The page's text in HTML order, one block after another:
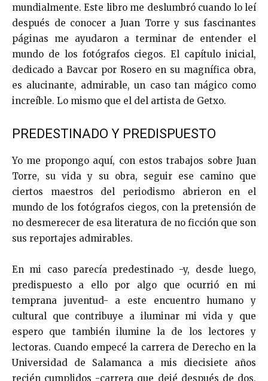
mundialmente. Este libro me deslumbró cuando lo leí
después de conocer a Juan Torre y sus fascinantes
páginas me ayudaron a terminar de entender el
mundo de los fotógrafos ciegos. El capítulo inicial,
dedicado a Bavcar por Rosero en su magnífica obra,
es alucinante, admirable, un caso tan mágico como
increíble. Lo mismo que el del artista de Getxo.
PREDESTINADO Y PREDISPUESTO
Yo me propongo aquí, con estos trabajos sobre Juan
Torre, su vida y su obra, seguir ese camino que
ciertos maestros del periodismo abrieron en el
mundo de los fotógrafos ciegos, con la pretensión de
no desmerecer de esa literatura de no ficción que son
sus reportajes admirables.
En mi caso parecía predestinado -y, desde luego,
predispuesto a ello por algo que ocurrió en mi
temprana juventud- a este encuentro humano y
cultural que contribuye a iluminar mi vida y que
espero que también ilumine la de los lectores y
lectoras. Cuando empecé la carrera de Derecho en la
Universidad de Salamanca a mis diecisiete años
recién cumplidos -carrera que dejé después de dos,